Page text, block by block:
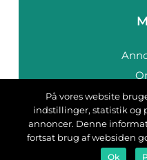
På vores website
indstillinger, statistik og
annoncer. Denne
fortsat brug af websiden
Ok